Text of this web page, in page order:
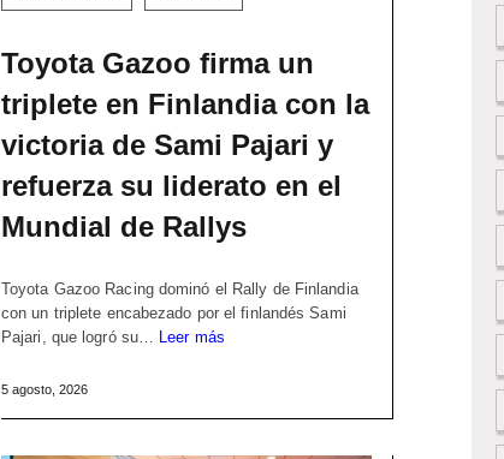
Toyota Gazoo firma un
triplete en Finlandia con la
victoria de Sami Pajari y
refuerza su liderato en el
Mundial de Rallys
Toyota Gazoo Racing dominó el Rally de Finlandia
con un triplete encabezado por el finlandés Sami
Pajari, que logró su… Leer más
5 agosto, 2026